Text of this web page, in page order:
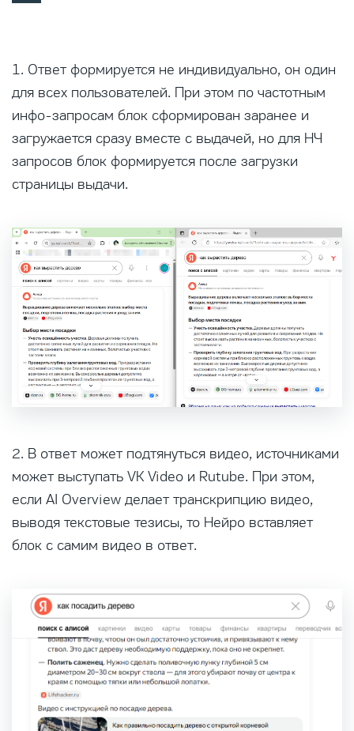
1. Ответ формируется не индивидуально, он один
для всех пользователей. При этом по частотным
инфо-запросам блок сформирован заранее и
загружается сразу вместе с выдачей, но для НЧ
запросов блок формируется после загрузки
страницы выдачи.
2. В ответ может подтянуться видео, источниками
может выступать VK Video и Rutube. При этом,
если AI Overview делает транскрипцию видео,
выводя текстовые тезисы, то Нейро вставляет
блок с самим видео в ответ.